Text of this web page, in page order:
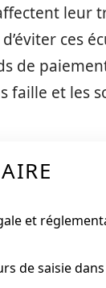
leur
ces
de
faille et les
et
de saisie